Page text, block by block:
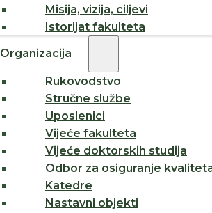
Misija, vizija, ciljevi
Istorijat fakulteta
Organizacija
Rukovodstvo
Stručne službe
Uposlenici
Vijeće fakulteta
Vijeće doktorskih studija
Odbor za osiguranje
Katedre
Nastavni objekti